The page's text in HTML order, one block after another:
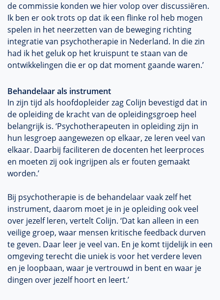
de commissie konden we hier volop over discussiëren.
Ik ben er ook trots op dat ik een flinke rol heb mogen
spelen in het neerzetten van de beweging richting
integratie van psychotherapie in Nederland. In die zin
had ik het geluk op het kruispunt te staan van de
ontwikkelingen die er op dat moment gaande waren.’
Behandelaar als instrument
In zijn tijd als hoofdopleider zag Colijn bevestigd dat in
de opleiding de kracht van de opleidingsgroep heel
belangrijk is. ‘Psychotherapeuten in opleiding zijn in
hun lesgroep aangewezen op elkaar, ze leren veel van
elkaar. Daarbij faciliteren de docenten het leerproces
en moeten zij ook ingrijpen als er fouten gemaakt
worden.’
Bij psychotherapie is de behandelaar vaak zelf het
instrument, daarom moet je in je opleiding ook veel
over jezelf leren, vertelt Colijn. ‘Dat kan alleen in een
veilige groep, waar mensen kritische feedback durven
te geven. Daar leer je veel van. En je komt tijdelijk in een
omgeving terecht die uniek is voor het verdere leven
en je loopbaan, waar je vertrouwd in bent en waar je
dingen over jezelf hoort en leert.’